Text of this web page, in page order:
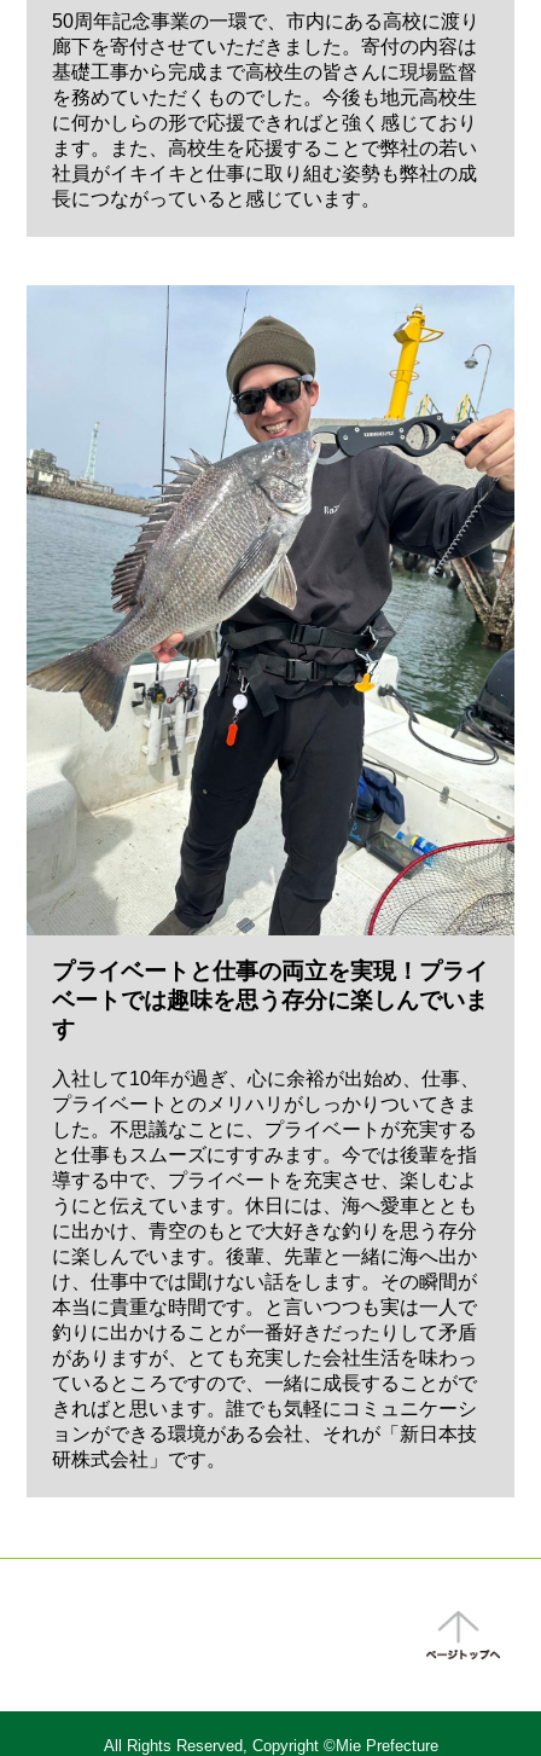
50周年記念事業の一環で、市内にある高校に渡り
廊下を寄付させていただきました。寄付の内容は
基礎工事から完成まで高校生の皆さんに現場監督
を務めていただくものでした。今後も地元高校生
に何かしらの形で応援できればと強く感じており
ます。また、高校生を応援することで弊社の若い
社員がイキイキと仕事に取り組む姿勢も弊社の成
長につながっていると感じています。
プライベートと仕事の両立を実現！プライ
ベートでは趣味を思う存分に楽しんでいま
す
入社して10年が過ぎ、心に余裕が出始め、仕事、
プライベートとのメリハリがしっかりついてきま
した。不思議なことに、プライベートが充実する
と仕事もスムーズにすすみます。今では後輩を指
導する中で、プライベートを充実させ、楽しむよ
うにと伝えています。休日には、海へ愛車ととも
に出かけ、青空のもとで大好きな釣りを思う存分
に楽しんでいます。後輩、先輩と一緒に海へ出か
け、仕事中では聞けない話をします。その瞬間が
本当に貴重な時間です。と言いつつも実は一人で
釣りに出かけることが一番好きだったりして矛盾
がありますが、とても充実した会社生活を味わっ
ているところですので、一緒に成長することがで
きればと思います。誰でも気軽にコミュニケーシ
ョンができる環境がある会社、それが「新日本技
研株式会社」です。
All Rights Reserved, Copyright ©Mie Prefecture